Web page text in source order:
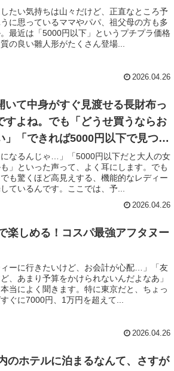
たい気持ちは山々だけど、正直なところ予
に思っているママやパパ、祖父母の方も多
最近は「5000円以下」というプチプラ価格
の良い雛人形がたくさん登場...
2026.04.26
いて中身がすぐ見渡せる長財布っ
すよね。でも「どうせ買うならお
」「できれば5000円以下で見つけ
に考えたことはありませんか？
になるんじゃ…」「5000円以下だと大人の女
」といった声って、よく耳にします。でも
も驚くほど高見えする、機能的なレディー
ているんです。ここでは、予...
2026.04.26
楽しめる！コスパ最強アフタヌー
ィーに行きたいけど、お会計が心配…」「友
、あまり予算をかけられないんだよなあ」
当によく聞きます。特に東京だと、ちょっ
ぐに7000円、1万円を超えて...
2026.04.26
のホテルに泊まるなんて、さすが